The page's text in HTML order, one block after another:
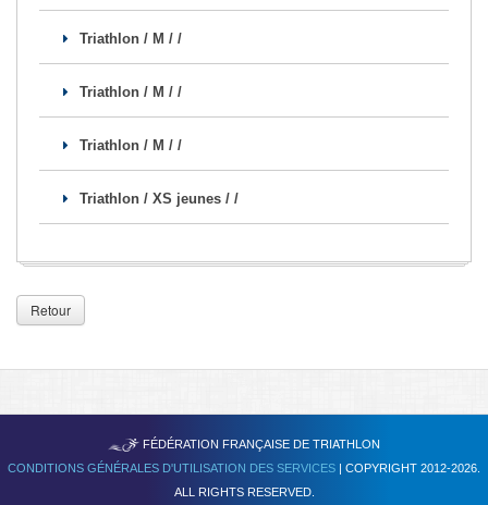
Triathlon / M / /
Triathlon / M / /
Triathlon / M / /
Triathlon / XS jeunes / /
Retour
FÉDÉRATION FRANÇAISE DE TRIATHLON
CONDITIONS GÉNÉRALES D'UTILISATION DES SERVICES | COPYRIGHT 2012-2026.
ALL RIGHTS RESERVED.